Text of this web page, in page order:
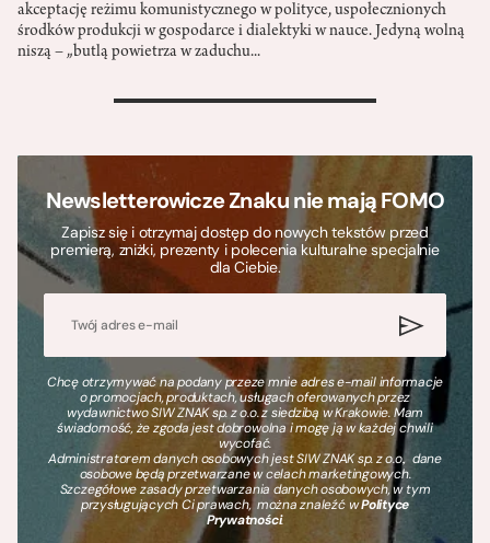
akceptację reżimu komunistycznego w polityce, uspołecznionych
środków produkcji w gospodarce i dialektyki w nauce. Jedyną wolną
niszą – „butlą powietrza w zaduchu...
>
Newsletterowicze Znaku nie mają FOMO
Zapisz się i otrzymaj dostęp do nowych tekstów przed
premierą, zniżki, prezenty i polecenia kulturalne specjalnie
dla Ciebie.
Chcę otrzymywać na podany przeze mnie adres e-mail informacje
o promocjach, produktach, usługach oferowanych przez
wydawnictwo SIW ZNAK sp. z o.o. z siedzibą w Krakowie. Mam
świadomość, że zgoda jest dobrowolna i mogę ją w każdej chwili
wycofać.
Administratorem danych osobowych jest SIW ZNAK sp. z o.o., dane
osobowe będą przetwarzane w celach marketingowych.
Szczegółowe zasady przetwarzania danych osobowych, w tym
przysługujących Ci prawach, można znaleźć wPolityce
Prywatności.